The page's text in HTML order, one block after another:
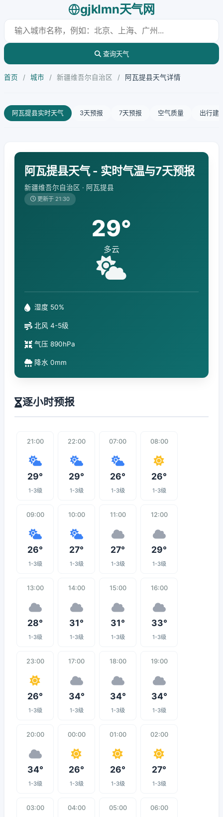
gjklmn天气网
查询天气
首页 / 城市 / 新疆维吾尔自治区 / 阿瓦提县天气详情
阿瓦提县实时天气 3天预报 7天预报 空气质量 出行建
阿瓦提县天气 - 实时气温与7天预报
新疆维吾尔自治区 · 阿瓦提县
更新于 21:30
29°
多云
湿度 50%
北风 4-5级
气压 890hPa
降水 0mm
逐小时预报
21:00
29°
1-3级
22:00
29°
1-3级
07:00
26°
1-3级
08:00
26°
1-3级
09:00
26°
1-3级
10:00
27°
1-3级
11:00
27°
1-3级
12:00
29°
1-3级
13:00
28°
1-3级
14:00
31°
1-3级
15:00
31°
1-3级
16:00
33°
1-3级
23:00
26°
1-3级
17:00
34°
1-3级
18:00
34°
1-3级
19:00
34°
1-3级
20:00
34°
1-3级
00:00
26°
1-3级
01:00
26°
1-3级
02:00
27°
1-3级
03:00 04:00 05:00 06:00